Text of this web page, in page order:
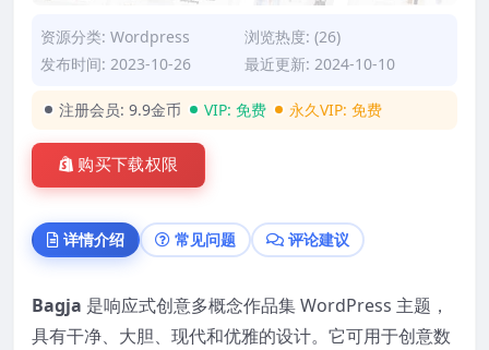
资源分类: Wordpress
浏览热度: (26)
发布时间: 2023-10-26
最近更新: 2024-10-10
注册会员: 9.9金币 VIP: 免费 永久VIP: 免费
购买下载权限
详情介绍 常见问题 评论建议
Bagja 是响应式创意多概念作品集 WordPress 主题，
具有干净、大胆、现代和优雅的设计。它可用于创意数